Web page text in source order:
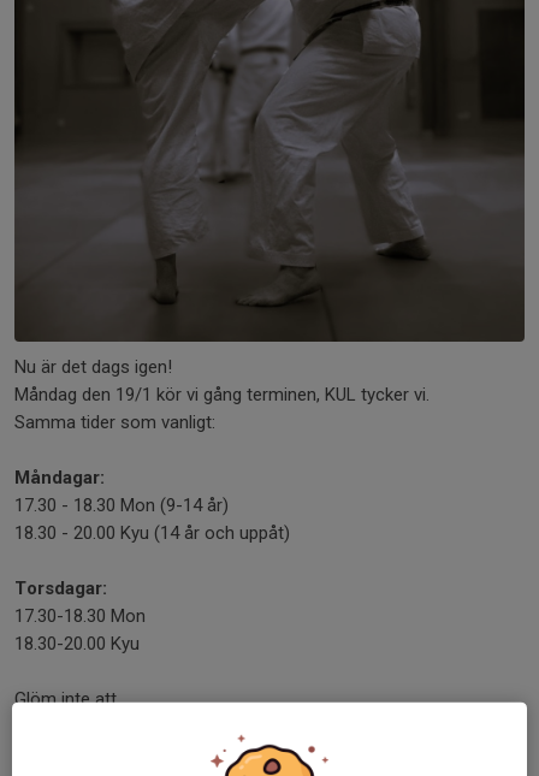
Nu är det dags igen!
Måndag den 19/1 kör vi gång terminen, KUL tycker vi.
Samma tider som vanligt:
Måndagar:
17.30 - 18.30 Mon (9-14 år)
18.30 - 20.00 Kyu (14 år och uppåt)
Torsdagar:
17.30-18.30 Mon
18.30-20.00 Kyu
Glöm inte att...